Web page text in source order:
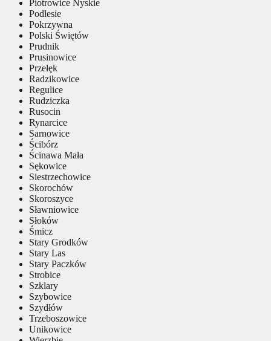
Piotrowice Nyskie
Podlesie
Pokrzywna
Polski Świętów
Prudnik
Prusinowice
Przełęk
Radzikowice
Regulice
Rudziczka
Rusocin
Rynarcice
Sarnowice
Ścibórz
Ścinawa Mała
Sękowice
Siestrzechowice
Skorochów
Skoroszyce
Sławniowice
Słoków
Śmicz
Stary Grodków
Stary Las
Stary Paczków
Strobice
Szklary
Szybowice
Szydłów
Trzeboszowice
Unikowice